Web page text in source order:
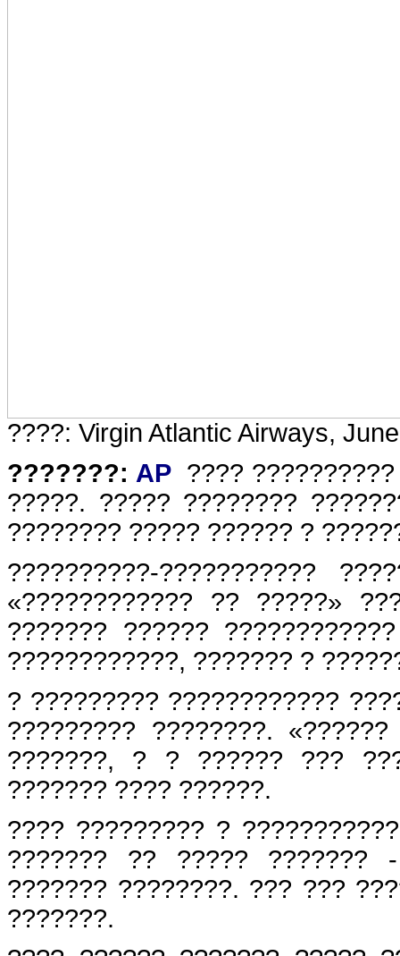
????: Virgin Atlantic Airways,
???????: AP ????
?????. ????? ????????
???????? ????? ?????? ?
??????????-???????????
«???????????? ?? ?????»
??????? ??????
????????????, ??????? ?
? ????????? ????????????
????????? ????????.
???????, ? ? ?????? ???
??????? ???? ??????.
???? ????????? ?
??????? ?? ????? ???????
??????? ????????. ??? ???
???????.